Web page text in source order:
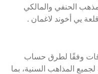
الحنفي والمالكي
يي أخوند لاغمان .
وفقًا لطرق حساب
المذاهب السنية، بما